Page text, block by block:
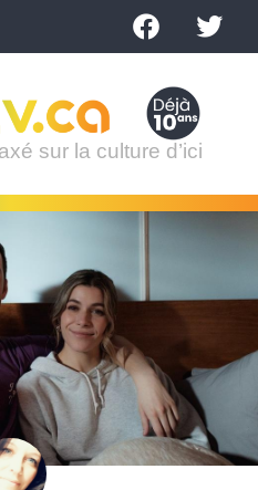
sur la culture d’ici